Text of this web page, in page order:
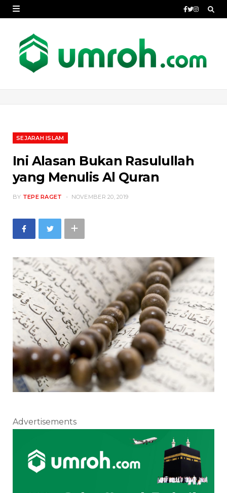
SEJARAH ISLAM
Ini Alasan Bukan Rasulullah
yang Menulis Al Quran
BY TEPE RAGET NOVEMBER 20, 2019
Advertisements